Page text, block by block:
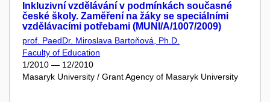
Inkluzivní vzdělávání v podmínkách současné
české školy. Zaměření na žáky se speciálními
vzdělávacími potřebami (MUNI/A/1007/2009)
prof. PaedDr. Miroslava Bartoňová, Ph.D.
Faculty of Education
1/2010 — 12/2010
Masaryk University / Grant Agency of Masaryk University